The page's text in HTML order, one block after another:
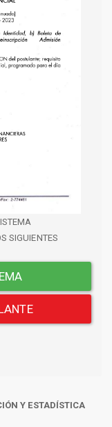
SIGUIENTES
Y ESTADÍSTICA